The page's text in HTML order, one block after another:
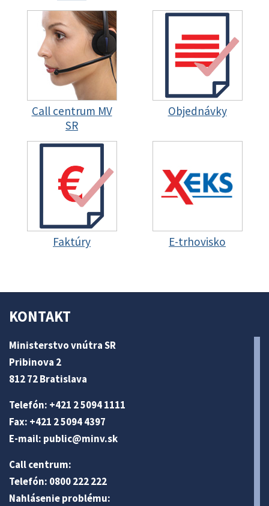
Call centrum MV
SR
Objednávky
Faktúry E-trhovisko
KONTAKT
Ministerstvo vnútra SR
Pribinova 2
812 72 Bratislava
Telefón: +421 2 5094 1111
Fax: +421 2 5094 4397
E-mail: public@minv.sk
Call centrum:
Telefón: 0800 222 222
Nahlásenie problému: